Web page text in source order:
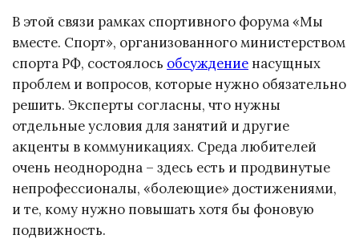
В этой связи рамках спортивного форума «Мы
вместе. Спорт», организованного министерством
спорта РФ, состоялось обсуждение насущных
проблем и вопросов, которые нужно обязательно
решить. Эксперты согласны, что нужны
отдельные условия для занятий и другие
акценты в коммуникациях. Среда любителей
очень неоднородна – здесь есть и продвинутые
непрофессионалы, «болеющие» достижениями,
и те, кому нужно повышать хотя бы фоновую
подвижность.